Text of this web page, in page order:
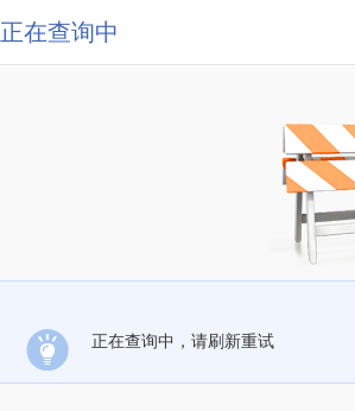
正在查询中
正在查询中，请刷新重试